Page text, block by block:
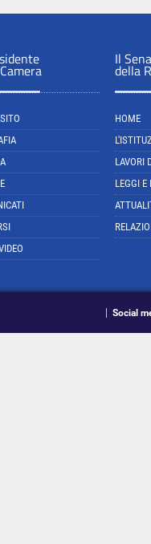
Il
della
HOME
LAVORI
LEGGI E
Social